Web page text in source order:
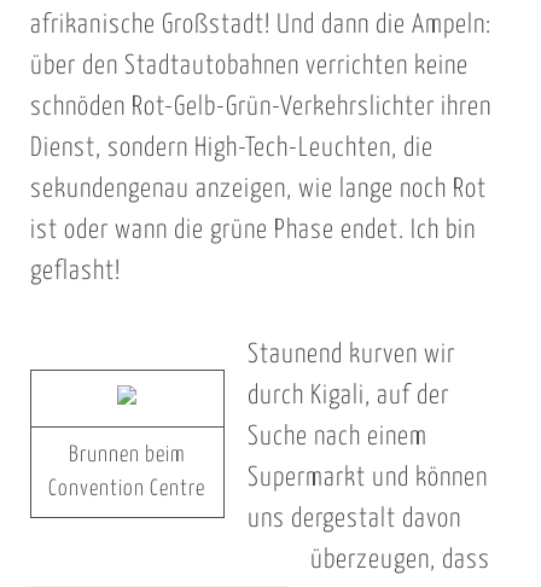
afrikanische Großstadt! Und dann die Ampeln:
über den Stadtautobahnen verrichten keine
schnöden Rot-Gelb-Grün-Verkehrslichter ihren
Dienst, sondern High-Tech-Leuchten, die
sekundengenau anzeigen, wie lange noch Rot
ist oder wann die grüne Phase endet. Ich bin
geflasht!
Brunnen beim
Convention Centre
Staunend kurven wir
durch Kigali, auf der
Suche nach einem
Supermarkt und können
uns dergestalt davon
überzeugen, dass